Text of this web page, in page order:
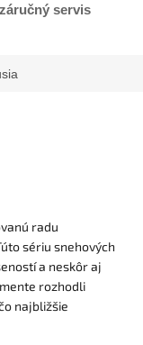
servis
radu
sériu snehových
a neskôr aj
rozhodli
najbližšie